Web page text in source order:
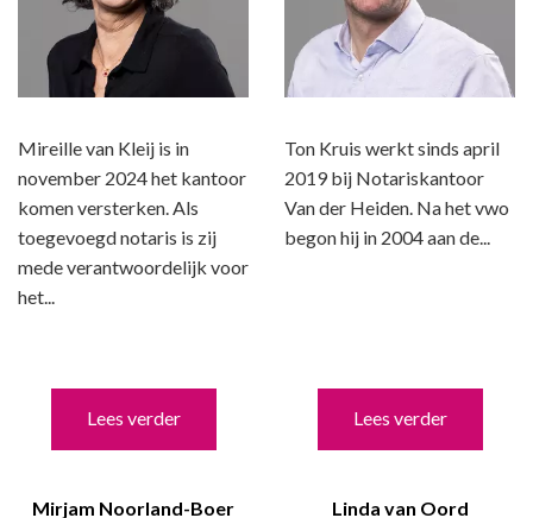
Mireille van Kleij is in
november 2024 het kantoor
komen versterken. Als
toegevoegd notaris is zij
mede verantwoordelijk voor
het...
Lees verder
Ton Kruis werkt sinds april
2019 bij Notariskantoor
Van der Heiden. Na het vwo
begon hij in 2004 aan de...
Lees verder
Mirjam Noorland-Boer Linda van Oord